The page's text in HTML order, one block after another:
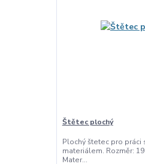
Štětec plochý
Plochý štetec pro práci
materiálem. Rozměr:
Mater...